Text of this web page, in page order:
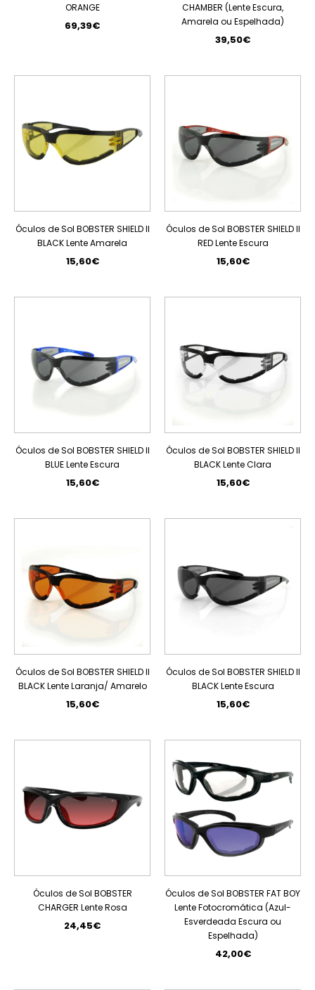
ORANGE
69,39€
CHAMBER (Lente Escura,
Amarela ou Espelhada)
39,50€
Óculos de Sol BOBSTER SHIELD II
BLACK Lente Amarela
15,60€
Óculos de Sol BOBSTER SHIELD II
RED Lente Escura
15,60€
Óculos de Sol BOBSTER SHIELD II
BLUE Lente Escura
15,60€
Óculos de Sol BOBSTER SHIELD II
BLACK Lente Clara
15,60€
Óculos de Sol BOBSTER SHIELD II
BLACK Lente Laranja/ Amarelo
15,60€
Óculos de Sol BOBSTER SHIELD II
BLACK Lente Escura
15,60€
Óculos de Sol BOBSTER
CHARGER Lente Rosa
24,45€
Óculos de Sol BOBSTER FAT BOY
Lente Fotocromática (Azul-
Esverdeada Escura ou
Espelhada)
42,00€